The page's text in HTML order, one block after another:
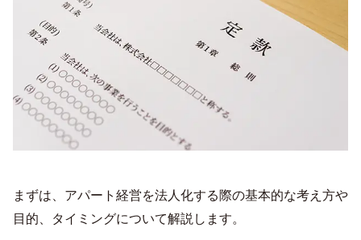
まずは、アパート経営を法人化する際の基本的な考え方や
目的、タイミングについて解説します。